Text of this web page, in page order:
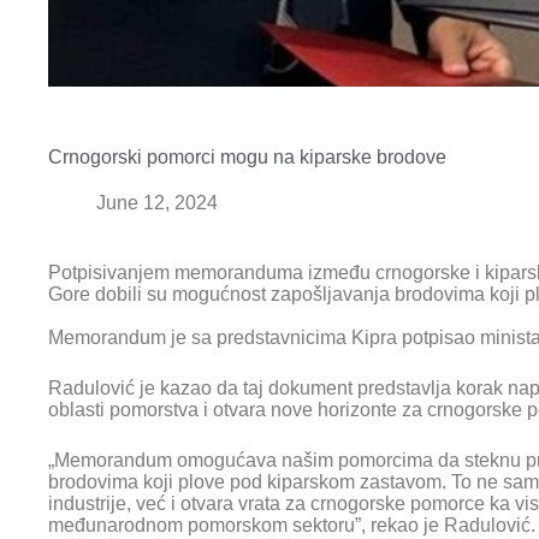
Crnogorski pomorci mogu na kiparske brodove
June 12, 2024
Potpisivanjem memoranduma između crnogorske i
Gore dobili su mogućnost zapošljavanja brodovima koji
Memorandum je sa predstavnicima Kipra potpisao
Radulović je kazao da taj dokument predstavlja korak
oblasti pomorstva i otvara nove horizonte za crnogorske
„Memorandum omogućava našim pomorcima da steknu
brodovima koji plove pod kiparskom zastavom. To ne
industrije, već i otvara vrata za crnogorske pomorce ka
međunarodnom pomorskom sektoru”, rekao je Radulović.